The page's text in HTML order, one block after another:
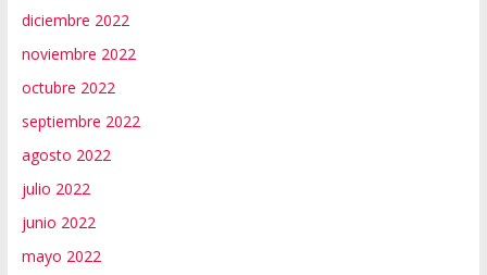
diciembre 2022
noviembre 2022
octubre 2022
septiembre 2022
agosto 2022
julio 2022
junio 2022
mayo 2022